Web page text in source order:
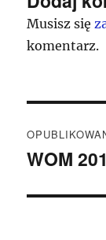
Musisz się
komentarz.
wpisu
WOM